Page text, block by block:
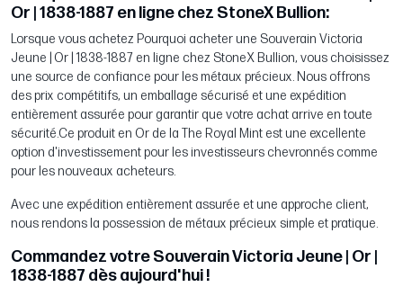
Or | 1838-1887 en ligne chez StoneX Bullion:
Lorsque vous achetez Pourquoi acheter une Souverain Victoria
Jeune | Or | 1838-1887 en ligne chez StoneX Bullion, vous choisissez
une source de confiance pour les métaux précieux. Nous offrons
des prix compétitifs, un emballage sécurisé et une expédition
entièrement assurée pour garantir que votre achat arrive en toute
sécurité.Ce produit en Or de la The Royal Mint est une excellente
option d'investissement pour les investisseurs chevronnés comme
pour les nouveaux acheteurs.
Avec une expédition entièrement assurée et une approche client,
nous rendons la possession de métaux précieux simple et pratique.
Commandez votre Souverain Victoria Jeune | Or |
1838-1887 dès aujourd'hui !